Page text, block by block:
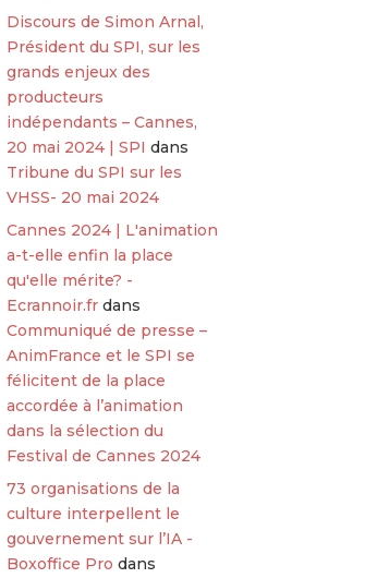
Discours de Simon Arnal,
Président du SPI, sur les
grands enjeux des
producteurs
indépendants – Cannes,
20 mai 2024 | SPI dans
Tribune du SPI sur les
VHSS- 20 mai 2024
Cannes 2024 | L'animation
a-t-elle enfin la place
qu'elle mérite? -
Ecrannoir.fr dans
Communiqué de presse –
AnimFrance et le SPI se
félicitent de la place
accordée à l’animation
dans la sélection du
Festival de Cannes 2024
73 organisations de la
culture interpellent le
gouvernement sur l’IA -
Boxoffice Pro dans